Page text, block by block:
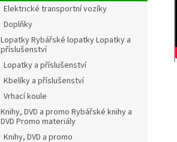
Elektrické transportní vozíky
Doplňky
Lopatky Rybářské lopatky Lopatky a
příslušenství
Lopatky a příslušenství
Kbelíky a příslušenství
Vrhací koule
Knihy, DVD a promo Rybářské knihy a
DVD Promo materiály
Knihy, DVD a promo